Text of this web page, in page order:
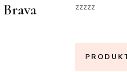
zzzzz